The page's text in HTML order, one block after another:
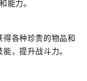
能力。
各种珍贵的物品和
，提升战斗力。